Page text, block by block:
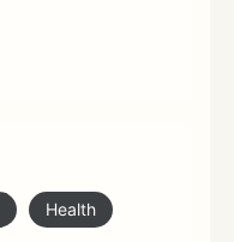
Health